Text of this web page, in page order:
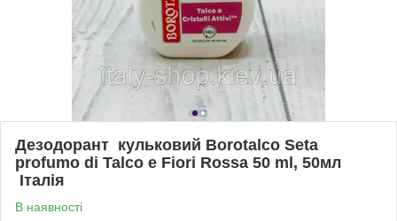
Дезодорант кульковий Borotalco Seta
profumo di Talco e Fiori Rossa 50 ml, 50мл
Італія
В наявності